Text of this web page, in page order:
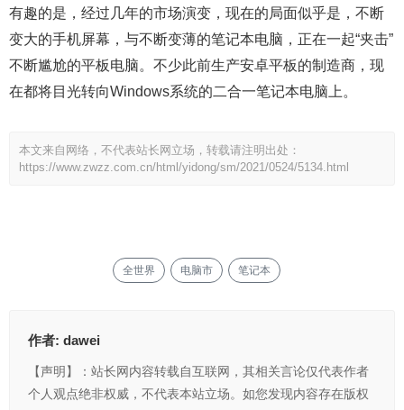
有趣的是，经过几年的市场演变，现在的局面似乎是，不断
变大的手机屏幕，与不断变薄的笔记本电脑，正在一起“夹击”
不断尴尬的平板电脑。不少此前生产安卓平板的制造商，现
在都将目光转向Windows系统的二合一笔记本电脑上。
本文来自网络，不代表站长网立场，转载请注明出处：
https://www.zwzz.com.cn/html/yidong/sm/2021/0524/5134.html
全世界 电脑市 笔记本
作者: dawei
【声明】：站长网内容转载自互联网，其相关言论仅代表作者
个人观点绝非权威，不代表本站立场。如您发现内容存在版权